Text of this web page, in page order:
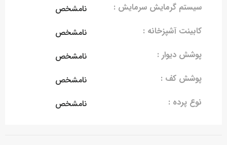
سیستم گرمایش سرمایش :
نامشخص
کابینت آشپزخانه :
نامشخص
پوشش دیوار :
نامشخص
پوشش کف :
نامشخص
نوع پرده :
نامشخص